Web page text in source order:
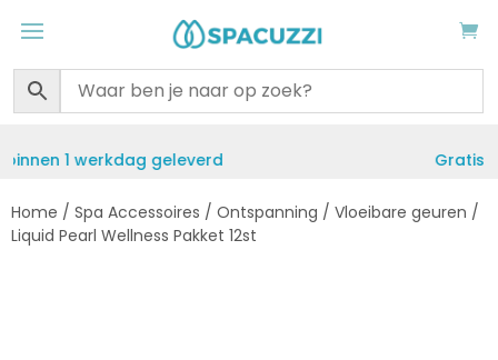
Gratis verzending vanaf €50
Home / Spa Accessoires / Ontspanning / Vloeibare geuren /
Liquid Pearl Wellness Pakket 12st